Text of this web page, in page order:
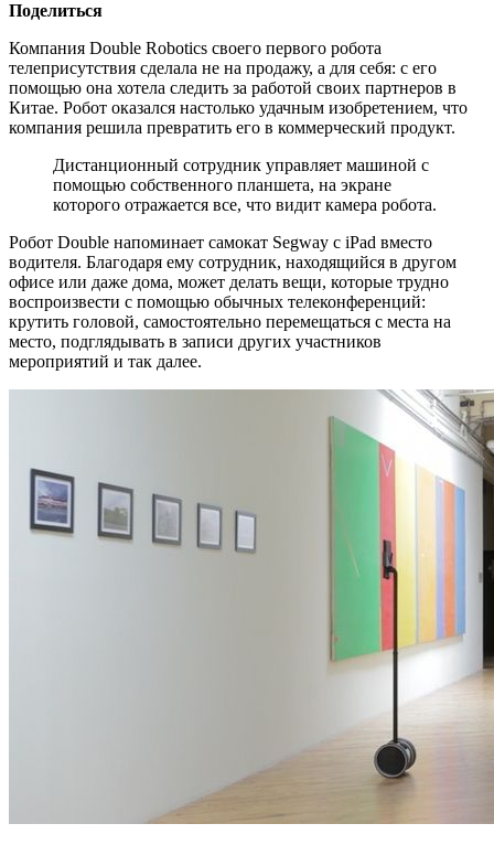
Поделиться
Компания Double Robotics своего первого робота
телеприсутствия сделала не на продажу, а для себя: с его
помощью она хотела следить за работой своих партнеров в
Китае. Робот оказался настолько удачным изобретением, что
компания решила превратить его в коммерческий продукт.
Дистанционный сотрудник управляет машиной с
помощью собственного планшета, на экране
которого отражается все, что видит камера робота.
Робот Double напоминает самокат Segway с iPad вместо
водителя. Благодаря ему сотрудник, находящийся в другом
офисе или даже дома, может делать вещи, которые трудно
воспроизвести с помощью обычных телеконференций:
крутить головой, самостоятельно перемещаться с места на
место, подглядывать в записи других участников
мероприятий и так далее.